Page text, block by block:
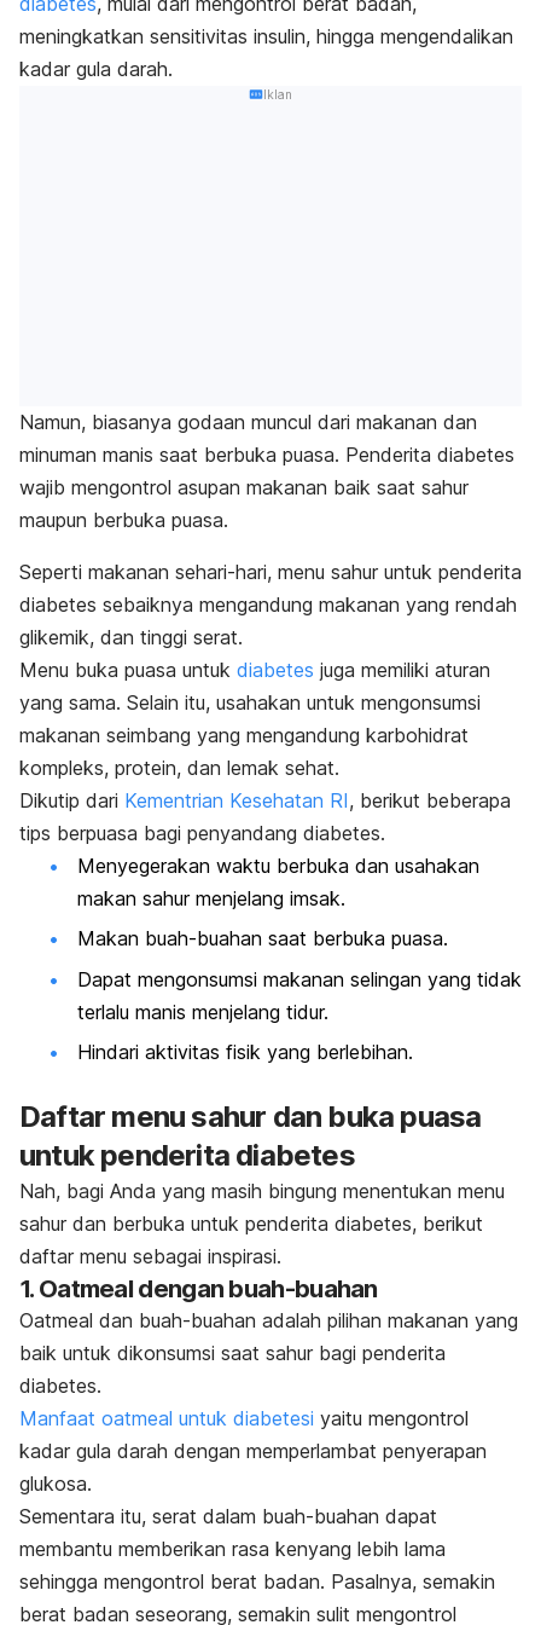
meningkatkan sensitivitas insulin, hingga mengendalikan
kadar gula darah.
Iklan
Namun, biasanya godaan muncul dari makanan dan
minuman manis saat berbuka puasa. Penderita diabetes
wajib mengontrol asupan makanan baik saat sahur
maupun berbuka puasa.
Seperti makanan sehari-hari, menu sahur untuk penderita
diabetes sebaiknya mengandung makanan yang rendah
glikemik, dan tinggi serat.
Menu buka puasa untuk diabetes juga memiliki aturan
yang sama. Selain itu, usahakan untuk mengonsumsi
makanan seimbang yang mengandung karbohidrat
kompleks, protein, dan lemak sehat.
Dikutip dari Kementrian Kesehatan RI, berikut beberapa
tips berpuasa bagi penyandang diabetes.
Menyegerakan waktu berbuka dan usahakan
makan sahur menjelang imsak.
Makan buah-buahan saat berbuka puasa.
Dapat mengonsumsi makanan selingan yang tidak
terlalu manis menjelang tidur.
Hindari aktivitas fisik yang berlebihan.
Daftar menu sahur dan buka puasa
untuk penderita diabetes
Nah, bagi Anda yang masih bingung menentukan menu
sahur dan berbuka untuk penderita diabetes, berikut
daftar menu sebagai inspirasi.
1. Oatmeal dengan buah-buahan
Oatmeal dan buah-buahan adalah pilihan makanan yang
baik untuk dikonsumsi saat sahur bagi penderita
diabetes.
Manfaat oatmeal untuk diabetesi yaitu mengontrol
kadar gula darah dengan memperlambat penyerapan
glukosa.
Sementara itu, serat dalam buah-buahan dapat
membantu memberikan rasa kenyang lebih lama
sehingga mengontrol berat badan. Pasalnya, semakin
berat badan seseorang, semakin sulit mengontrol